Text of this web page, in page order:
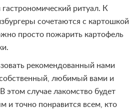
ритуал. К
сочетаются с картошкой
просто пожарить картофель
рекомендованный нами
собственный, любимый вами и
этом случае лакомство будет
и точно понравится всем, кто